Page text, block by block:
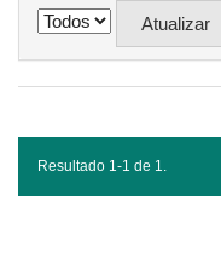
Resultado 1-1 de 1.